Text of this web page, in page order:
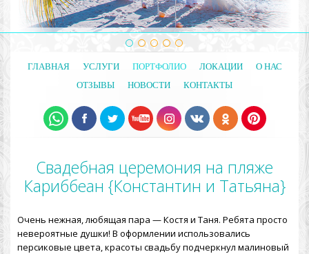
ГЛАВНАЯ УСЛУГИ ПОРТФОЛИО ЛОКАЦИИ
О НАС
ОТЗЫВЫ
НОВОСТИ КОНТАКТЫ
Cвадебная церемония на пляже
Кариббеан {Константин и Татьяна}
Очень нежная, любящая пара — Костя и Таня. Ребята просто
невероятные душки! В оформлении использовались
персиковые цвета, красоты свадьбу подчеркнул малиновый